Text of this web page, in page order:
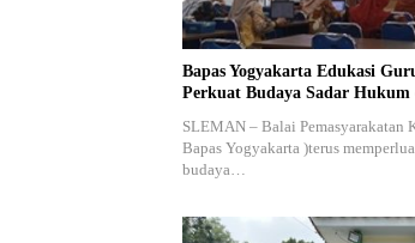
Bapas Yogyakarta Edukasi
Perkuat Budaya Sadar Hukum
SLEMAN – Balai Pemasyarakatan
Bapas Yogyakarta )terus
budaya…